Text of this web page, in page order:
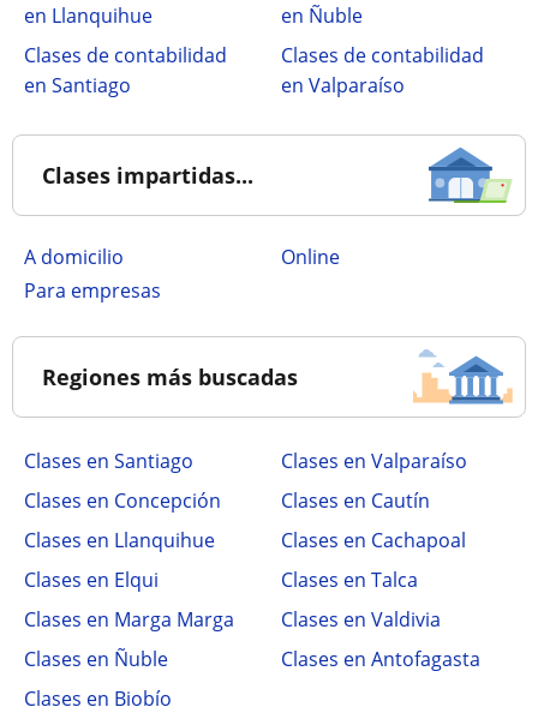
en Llanquihue
en Ñuble
Clases de contabilidad
en Santiago
Clases de contabilidad
en Valparaíso
Clases impartidas...
a domicilio
online
para empresas
Regiones más buscadas
Clases en Santiago
Clases en Valparaíso
Clases en Concepción
Clases en Cautín
Clases en Llanquihue
Clases en Cachapoal
Clases en Elqui
Clases en Talca
Clases en Marga Marga
Clases en Valdivia
Clases en Ñuble
Clases en Antofagasta
Clases en Biobío